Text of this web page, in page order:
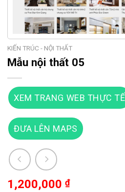
KIẾN TRÚC - NỘI THẤT
Mẫu nội thất 05
XEM TRANG WEB THỰC TẾ
ĐƯA LÊN MAPS
1,200,000 ₫